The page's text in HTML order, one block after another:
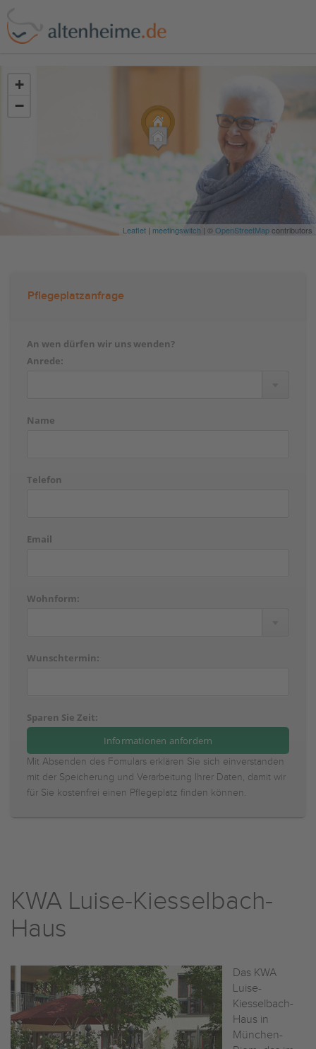
+
−
Leaflet | meetingswitch | ©OpenStreetMapcontributors
Pflegeplatzanfrage
An wen dürfen wir uns wenden?
Anrede:
Name
Telefon
Email
Wohnform:
Wunschtermin:
Sparen Sie Zeit:
Mit Absenden des Fomulars erklären Sie sich einverstanden
mit der Speicherung und Verarbeitung Ihrer Daten, damit wir
für Sie kostenfrei einen Pflegeplatz finden können.
KWA Luise-Kiesselbach-
Haus
Das KWA
Luise-
Kiesselbach-
Haus in
München-